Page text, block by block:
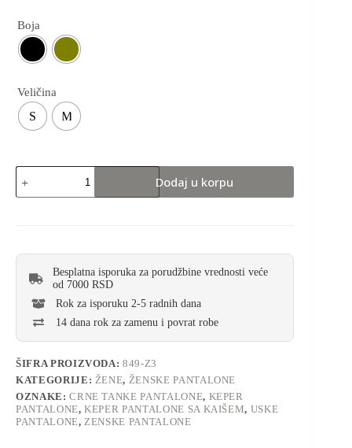
Boja
Veličina
S M
Dodaj u korpu
Besplatna isporuka za porudžbine vrednosti veće
od 7000 RSD
Rok za isporuku 2-5 radnih dana
14 dana rok za zamenu i povrat robe
ŠIFRA PROIZVODA:849-Z3
KATEGORIJE: ŽENE, ŽENSKE PANTALONE
OZNAKE:CRNE TANKE PANTALONE, KEPER
PANTALONE,KEPER PANTALONE SA KAIŠEM, USKE
PANTALONE,ZENSKE PANTALONE